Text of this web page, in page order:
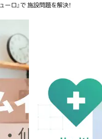
ーロ』で 施設問題を解決！